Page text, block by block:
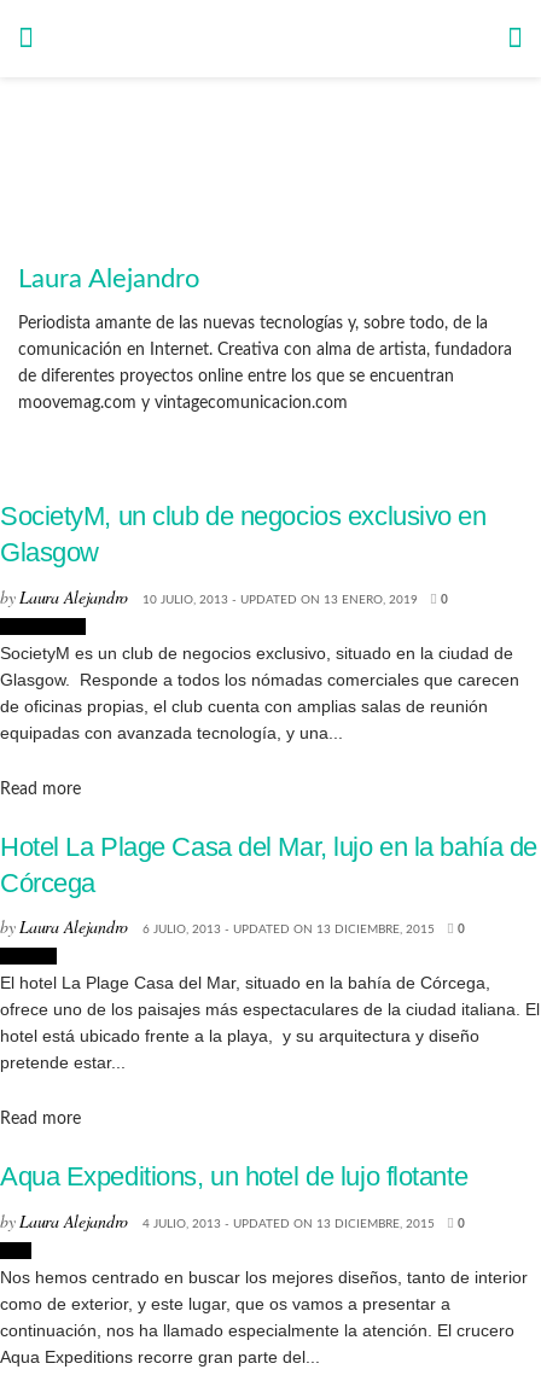
Laura Alejandro
Periodista amante de las nuevas tecnologías y, sobre todo, de la
comunicación en Internet. Creativa con alma de artista, fundadora
de diferentes proyectos online entre los que se encuentran
moovemag.com y vintagecomunicacion.com
SocietyM, un club de negocios exclusivo en
Glasgow
byLaura Alejandro 10 JULIO, 2013 - UPDATED ON 13 ENERO, 2019 0
SocietyM es un club de negocios exclusivo, situado en la ciudad de
Glasgow. Responde a todos los nómadas comerciales que carecen
de oficinas propias, el club cuenta con amplias salas de reunión
equipadas con avanzada tecnología, y una...
Read moreDetails
Hotel La Plage Casa del Mar, lujo en la bahía de
Córcega
byLaura Alejandro 6 JULIO, 2013 - UPDATED ON 13 DICIEMBRE, 2015 0
El hotel La Plage Casa del Mar, situado en la bahía de Córcega,
ofrece uno de los paisajes más espectaculares de la ciudad italiana. El
hotel está ubicado frente a la playa, y su arquitectura y diseño
pretende estar...
Read moreDetails
Aqua Expeditions, un hotel de lujo flotante
by Laura Alejandro 4 JULIO, 2013 - UPDATED ON 13 DICIEMBRE, 2015 0
Nos hemos centrado en buscar los mejores diseños, tanto de interior
como de exterior, y este lugar, que os vamos a presentar a
continuación, nos ha llamado especialmente la atención. El crucero
Aqua Expeditions recorre gran parte del...